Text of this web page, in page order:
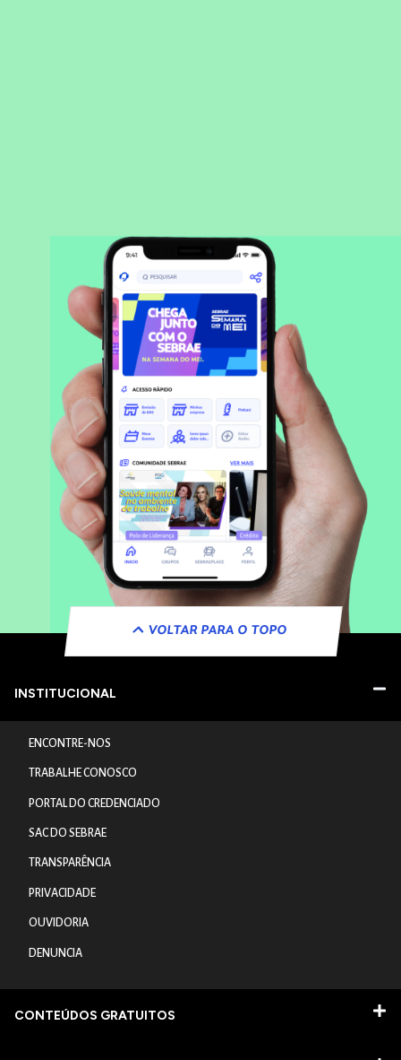
VOLTAR PARA O TOPO
INSTITUCIONAL
ENCONTRE-NOS
TRABALHE CONOSCO
PORTAL DO CREDENCIADO
SAC DO SEBRAE
TRANSPARÊNCIA
PRIVACIDADE
OUVIDORIA
DENUNCIA
CONTEÚDOS GRATUITOS